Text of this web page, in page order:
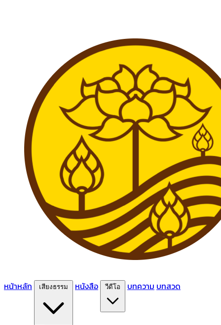
หน้าหลัก หนังสือ บทความ บทสวด